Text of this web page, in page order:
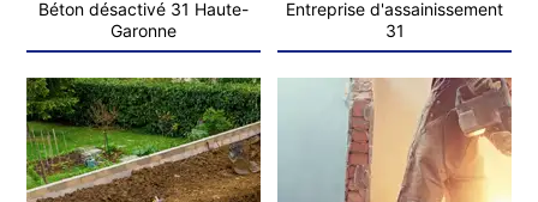
Béton désactivé 31 Haute-
Garonne
Entreprise d'assainissement
31